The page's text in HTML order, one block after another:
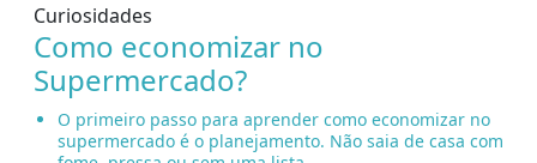
Curiosidades
Como economizar no
Supermercado?
O primeiro passo para aprender como economizar no
supermercado é o planejamento. Não saia de casa com